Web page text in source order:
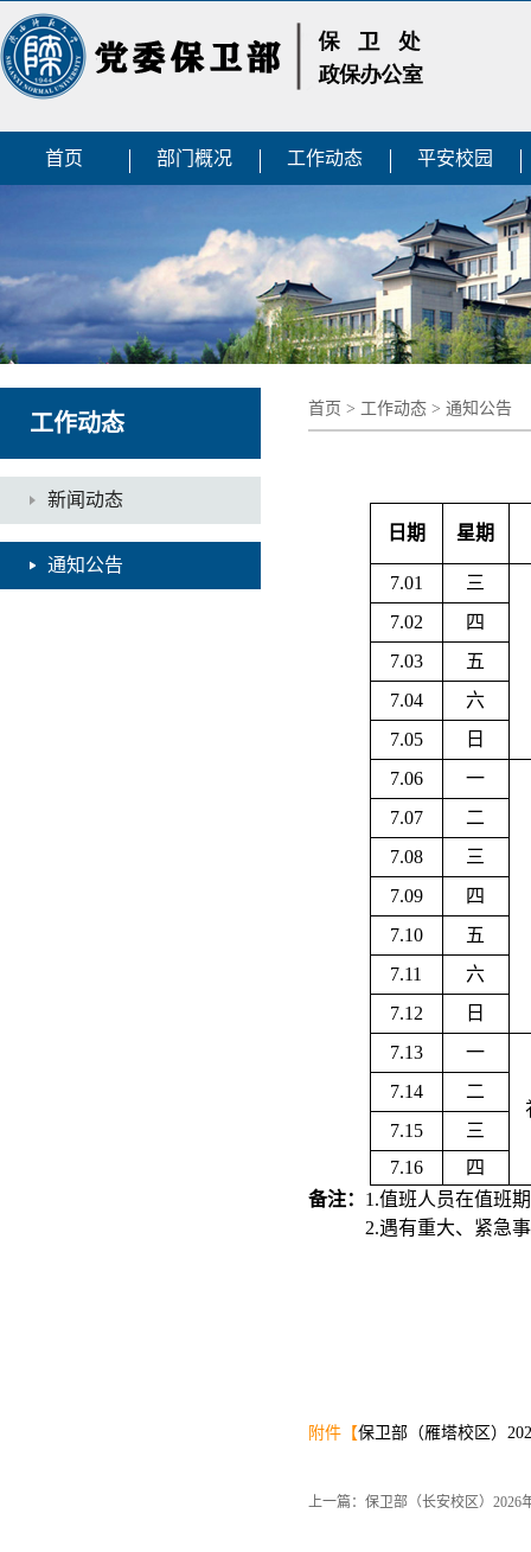
首页 部门概况 工作动态 平安校园
工作动态
新闻动态
通知公告
首页 > 工作动态 > 通知公告
日期 星期
7.01
三
7.02
四
7.03
五
7.04
六
7.05
日
7.06
一
7.07
二
7.08
三
7.09
四
7.10
五
7.11
六
7.12
日
7.13
一
7.14
二
7.15
三
7.16
四
备注： 1.值班人员在值班
2.遇有重大、紧急
附件【保卫部（雁塔校区）
上一篇：保卫部（长安校区）2026